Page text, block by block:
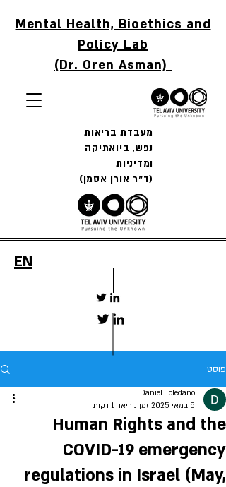
מעבדת בריאות
נפש, ביואתיקה
ומדיניות
(ד"ר אורן אסמן)
Mental Health, Bioethics and
Policy Lab
(Dr. Oren Asman)
EN
פוסט
Human Rights and the
COVID-19 emergency
regulations in Israel (May,
Daniel Toledano
5 במאי 2025
זמן קריאה 1 דקות